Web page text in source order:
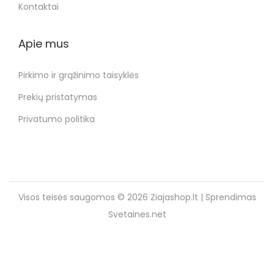
Kontaktai
Apie mus
Pirkimo ir grąžinimo taisyklės
Prekių pristatymas
Privatumo politika
Visos teisės saugomos © 2026 Ziajashop.lt | Sprendimas
Svetaines.net